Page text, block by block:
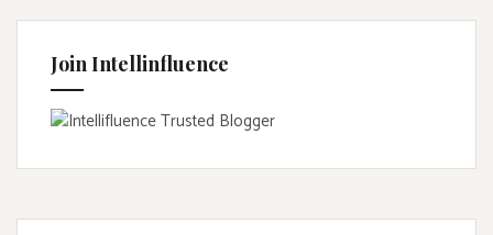
Join Intellinfluence